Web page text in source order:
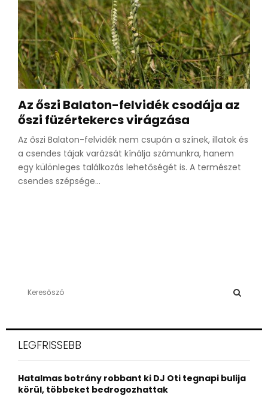
Az őszi Balaton-felvidék csodája az
őszi füzértekercs virágzása
Az őszi Balaton-felvidék nem csupán a színek, illatok és
a csendes tájak varázsát kínálja számunkra, hanem
egy különleges találkozás lehetőségét is. A természet
csendes szépsége...
h
o
r
LEGFRISSEBB
Hatalmas botrány robbant ki DJ Oti tegnapi bulija
körül, többeket bedrogozhattak